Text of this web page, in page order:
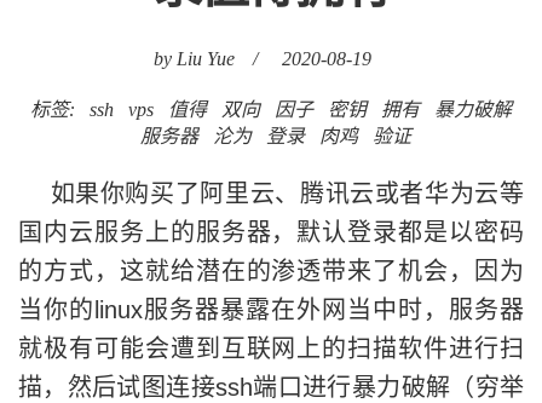
by Liu Yue / 2020-08-19
标签: ssh vps 值得 双向 因子 密钥 拥有
暴力破解
服务器
沦为 登录 肉鸡 验证
如果你购买了阿里云、腾讯云或者华为云等
国内云服务上的服务器，默认登录都是以密码
的方式，这就给潜在的渗透带来了机会，因为
当你的linux服务器暴露在外网当中时，服务器
就极有可能会遭到互联网上的扫描软件进行扫
描，然后试图连接ssh端口进行暴力破解（穷举